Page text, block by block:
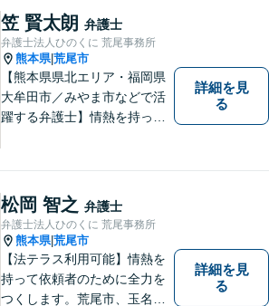
笠 賢太朗 弁護士
弁護士法人ひのくに 荒尾事務所
熊本県|荒尾市
【熊本県県北エリア・福岡県
大牟田市／みやま市などで活
躍する弁護士】情熱を持って
題に1つ1つ丁寧に取り組みま
す。離婚 、相続、交通事故、
企業法務など幅広いお困りご
とに対応可能です！
詳細を見
る
松岡 智之 弁護士
弁護士法人ひのくに 荒尾事務所
熊本県|荒尾市
【法テラス利用可能】情熱を
持って依頼者のために全力を
つくします。荒尾市、玉名郡
詳細を見
る